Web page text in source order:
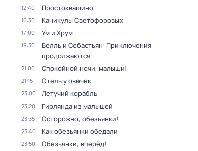
12:40 Простоквашино
16:30 Каникулы Светофоровых
17:00 Ум и Хрум
19:30
Белль и Себастьян: Приключения
продолжаются
21:00 Спокойной ночи, малыши!
21:15 Отель у овечек
23:00 Летучий корабль
23:20 Гирлянда из малышей
23:35 Осторожно, обезьянки!
23:40 Как обезьянки обедали
23:50 Обезьянки, вперёд!